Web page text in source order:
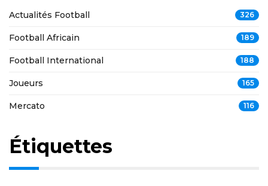
Actualités Football 326
Football Africain 189
Football International 188
Joueurs 165
Mercato 116
Étiquettes